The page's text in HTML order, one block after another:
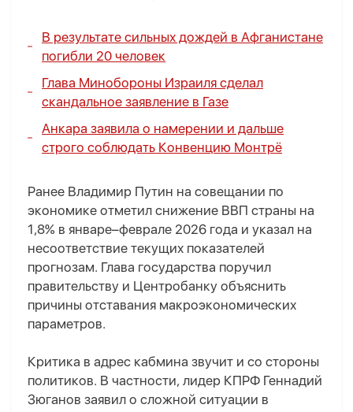
В результате сильных дождей в Афганистане
погибли 20 человек
Глава Минобороны Израиля сделал
скандальное заявление в Газе
Анкара заявила о намерении и дальше
строго соблюдать Конвенцию Монтрё
Ранее Владимир Путин на совещании по
экономике отметил снижение ВВП страны на
1,8% в январе–феврале 2026 года и указал на
несоответствие текущих показателей
прогнозам. Глава государства поручил
правительству и Центробанку объяснить
причины отставания макроэкономических
параметров.
Критика в адрес кабмина звучит и со стороны
политиков. В частности, лидер КПРФ Геннадий
Зюганов заявил о сложной ситуации в